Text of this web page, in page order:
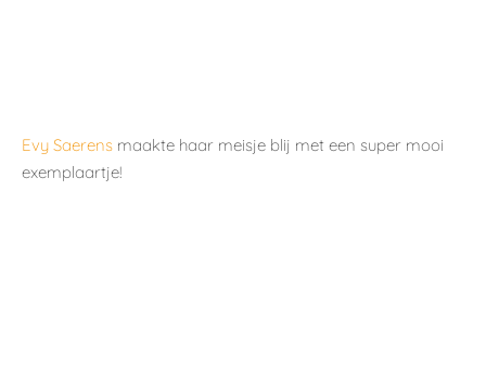
Evy Saerens maakte haar meisje blij met een super mooi
exemplaartje!